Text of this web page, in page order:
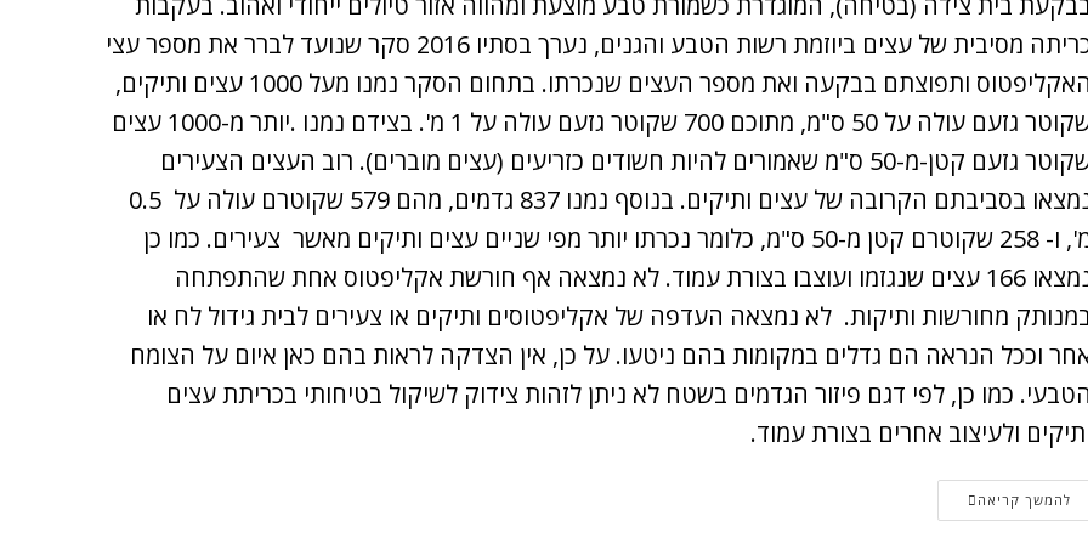
כריתה מסיבית של עצים ביוזמת רשות הטבע והגנים, נערך בסתיו 2016 סקר שנועד לברר את מספר עצי
האקליפטוס ותפוצתם בבקעה ואת מספר העצים שנכרתו. בתחום הסקר נמנו מעל 1000 עצים ותיקים,
שקוטר גזעם עולה על 50 ס"מ, מתוכם 700 שקוטר גזעם עולה על 1 מ'. בצידם נמנו .יותר מ-1000 עצים
שקוטר גזעם קטן-מ-50 ס"מ שאמורים להיות חשודים כזריעים (עצים מוברים). רוב העצים הצעירים
נמצאו בסביבתם הקרובה של עצים ותיקים. בנוסף נמנו 837 גדמים, מהם 579 שקוטרם עולה על 0.5
מ', ו- 258 שקוטרם קטן מ-50 ס"מ, כלומר נכרתו יותר מפי שניים עצים ותיקים מאשר צעירים. כמו כן
נמצאו 166 עצים שנגזמו ועוצבו בצורת עמוד. לא נמצאה אף חורשת אקליפטוס אחת שהתפתחה
מחורשות ותיקות. לא נמצאה העדפה של אקליפטוסים ותיקים או צעירים לבית גידול לח או
וככל הנראה הם גדלים במקומות בהם ניטעו. על כן, אין הצדקה לראות בהם כאן איום על הצומח
הטבעי. כמו כן, לפי דגם פיזור הגדמים בשטח לא ניתן לזהות צידוק לשיקול בטיחותי בכריתת עצים
ולעיצוב אחרים בצורת עמוד.
להמשך קריאה